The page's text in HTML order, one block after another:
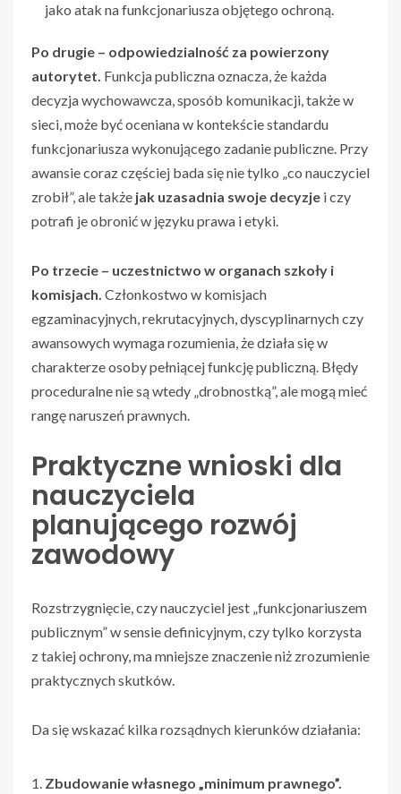
jako atak na funkcjonariusza objętego ochroną.
Po drugie – odpowiedzialność za powierzony
autorytet. Funkcja publiczna oznacza, że każda
decyzja wychowawcza, sposób komunikacji, także w
sieci, może być oceniana w kontekście standardu
funkcjonariusza wykonującego zadanie publiczne. Przy
awansie coraz częściej bada się nie tylko „co nauczyciel
zrobił”, ale także jak uzasadnia swoje decyzje i czy
potrafi je obronić w języku prawa i etyki.
Po trzecie – uczestnictwo w organach szkoły i
komisjach. Członkostwo w komisjach
egzaminacyjnych, rekrutacyjnych, dyscyplinarnych czy
awansowych wymaga rozumienia, że działa się w
charakterze osoby pełniącej funkcję publiczną. Błędy
proceduralne nie są wtedy „drobnostką”, ale mogą mieć
rangę naruszeń prawnych.
Praktyczne wnioski dla
nauczyciela
planującego rozwój
zawodowy
Rozstrzygnięcie, czy nauczyciel jest „funkcjonariuszem
publicznym” w sensie definicyjnym, czy tylko korzysta
z takiej ochrony, ma mniejsze znaczenie niż zrozumienie
praktycznych skutków.
Da się wskazać kilka rozsądnych kierunków działania:
Zbudowanie własnego „minimum prawnego”.